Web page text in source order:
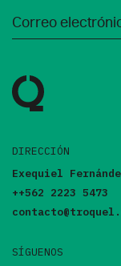
DIRECCIÓN
Exequiel
++562 2223 5473
SÍGUENOS